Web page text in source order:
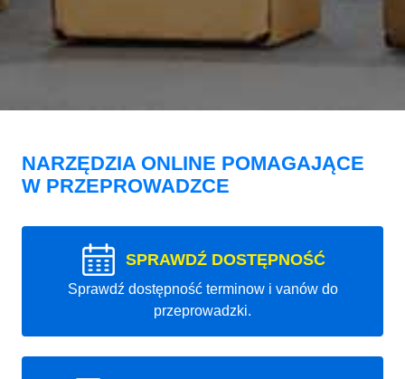
NARZĘDZIA ONLINE POMAGAJĄCE
W PRZEPROWADZCE
SPRAWDŹ DOSTĘPNOŚĆ
Sprawdź dostępność terminow i vanów do
przeprowadzki.